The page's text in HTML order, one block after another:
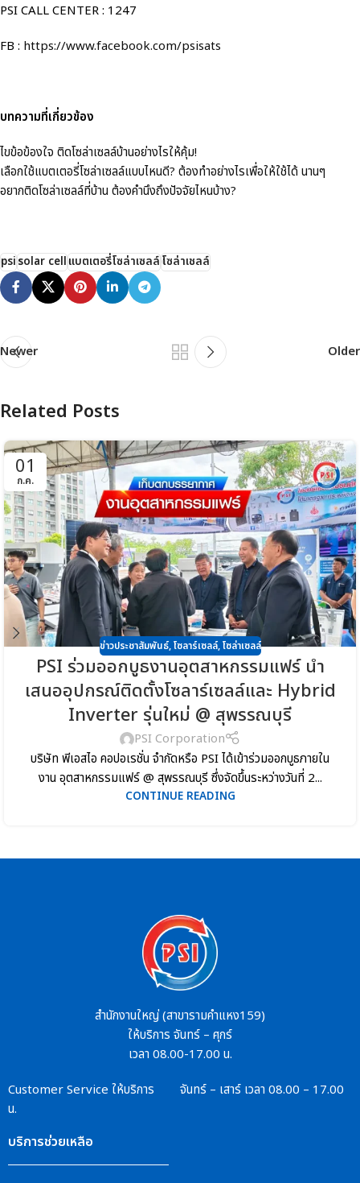
PSI CALL CENTER : 1247
FB : https://www.facebook.com/psisats
บทความที่เกี่ยวข้อง
ไขข้อข้องใจ ติดโซล่าเซลล์บ้านอย่างไรให้คุ้ม!
เลือกใช้แบตเตอรี่โซล่าเซลล์แบบไหนดี? ต้องทำอย่างไรเพื่อให้ใช้ได้ นานๆ
อยากติดโซล่าเซลล์ที่บ้าน ต้องคำนึงถึงปัจจัยไหนบ้าง?
psisolar cellแบตเตอรี่โซล่าเซลล์โซล่าเชลล์
Newer Older
Related Posts
01
ก.ค.
ข่าวประชาสัมพันธ์,โซลาร์เซลล์,โซล่าเซลล์
PSI ร่วมออกบูธงานอุตสาหกรรมแฟร์ นำ
เสนออุปกรณ์ติดตั้งโซลาร์เซลล์และ Hybrid
Inverter รุ่นใหม่ @ สุพรรณบุรี
PSI Corporation
บริษัท พีเอสไอ คอปอเรชั่น จำกัดหรือ PSI ได้เข้าร่วมออกบูธภายใน
งาน อุตสาหกรรมแฟร์ @ สุพรรณบุรี ซึ่งจัดขึ้นระหว่างวันที่ 2...
CONTINUE READING
สำนักงานใหญ่ (สาขารามคำแหง159)
ให้บริการ จันทร์ – ศุกร์
เวลา 08.00-17.00 น.
Customer Service ให้บริการ จันทร์ – เสาร์ เวลา 08.00 – 17.00
น.
บริการช่วยเหลือ